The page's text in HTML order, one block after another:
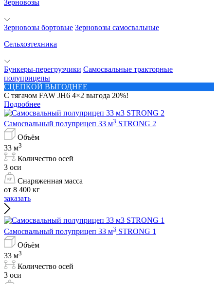
Зерновозы
Зерновозы бортовые Зерновозы самосвальные
Сельхозтехника
Бункеры-перегрузчики Самосвальные тракторные
полуприцепы
СЦЕПКОЙ ВЫГОДНЕЕ
С тягачом FAW JH6 4×2 выгода 20%!
Подробнее
Самосвальный полуприцеп 33 м3 STRONG 2
Объём
33 м3
Количество осей
3 оси
Снаряженная масса
от 8 400 кг
заказать
Самосвальный полуприцеп 33 м3 STRONG 1
Объём
33 м3
Количество осей
3 оси